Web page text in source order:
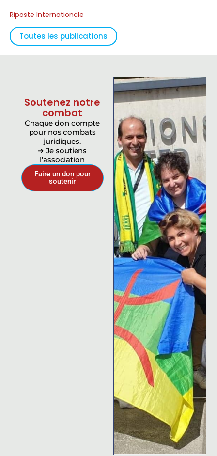
Riposte Internationale
Toutes les publications
Soutenez notre
combat
Chaque don compte
pour nos combats
juridiques.
➔ Je soutiens
l’association
Faire un don pour
soutenir